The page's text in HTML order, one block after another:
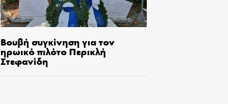
Βουβή συγκίνηση για τον
ηρωικό πιλότο Περικλή
Στεφανίδη